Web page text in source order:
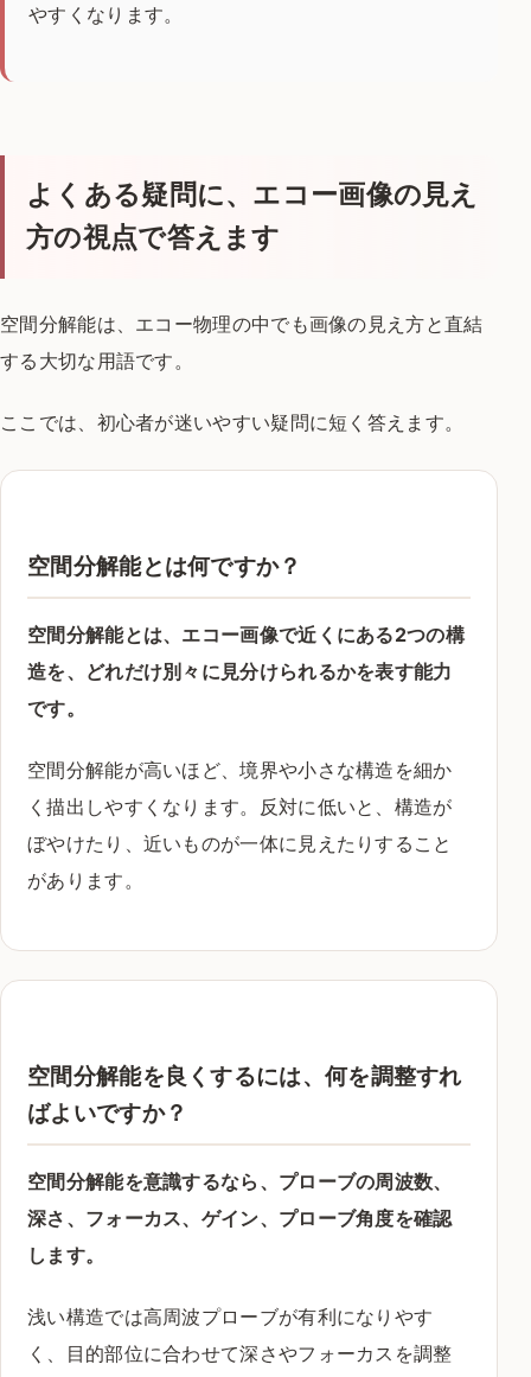
やすくなります。
よくある疑問に、エコー画像の見え
方の視点で答えます
空間分解能は、エコー物理の中でも画像の見え方と直結
する大切な用語です。
ここでは、初心者が迷いやすい疑問に短く答えます。
空間分解能とは何ですか？
空間分解能とは、エコー画像で近くにある2つの構
造を、どれだけ別々に見分けられるかを表す能力
です。
空間分解能が高いほど、境界や小さな構造を細か
く描出しやすくなります。反対に低いと、構造が
ぼやけたり、近いものが一体に見えたりすること
があります。
空間分解能を良くするには、何を調整すれ
ばよいですか？
空間分解能を意識するなら、プローブの周波数、
深さ、フォーカス、ゲイン、プローブ角度を確認
します。
浅い構造では高周波プローブが有利になりやす
く、目的部位に合わせて深さやフォーカスを調整